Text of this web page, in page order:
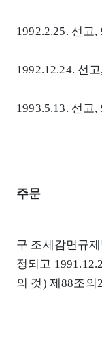
1992.2.25. 선고,
1992.12.24. 선
1993.5.13. 선고,
주문
구 조세감면규
정되고
의 것) 제88조의